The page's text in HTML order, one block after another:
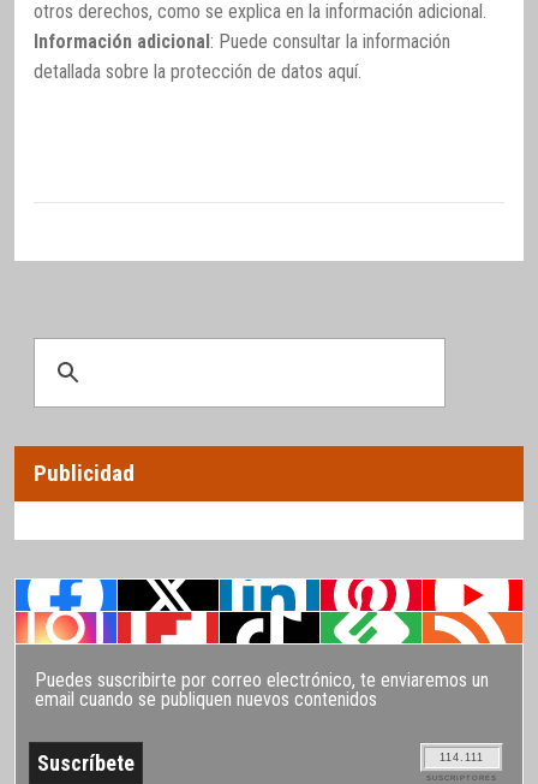
otros derechos, como se explica en la información adicional.
Información adicional: Puede consultar la información
detallada sobre la protección de datos aquí.
Publicidad
Puedes suscribirte por correo electrónico, te enviaremos un
email cuando se publiquen nuevos contenidos
114.111
SUSCRIPTORES